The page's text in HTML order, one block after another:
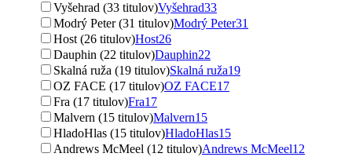
Vyšehrad (33 titulov)Vyšehrad33
Modrý Peter (31 titulov)Modrý Peter31
Host (26 titulov)Host26
Dauphin (22 titulov)Dauphin22
Skalná ruža (19 titulov)Skalná ruža19
OZ FACE (17 titulov)OZ FACE17
Fra (17 titulov)Fra17
Malvern (15 titulov)Malvern15
HladoHlas (15 titulov)HladoHlas15
Andrews McMeel (12 titulov)Andrews McMeel12